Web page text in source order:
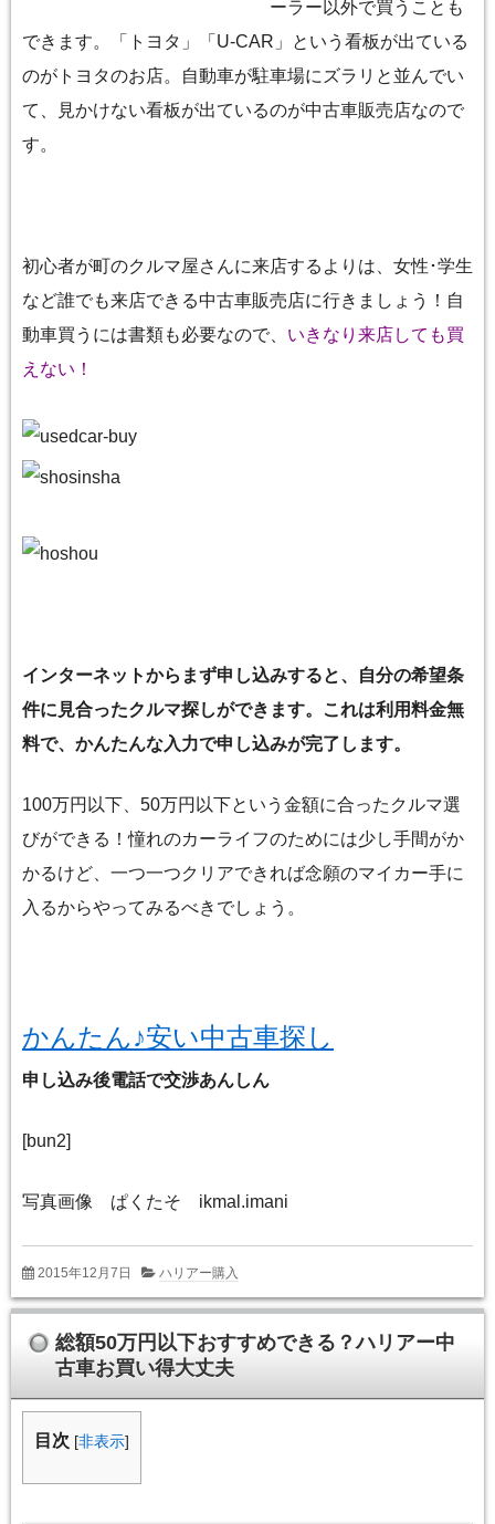
ーラー以外で買うことも
できます。「トヨタ」「U-CAR」という看板が出ている
のがトヨタのお店。自動車が駐車場にズラリと並んでい
て、見かけない看板が出ているのが中古車販売店なので
す。
初心者が町のクルマ屋さんに来店するよりは、女性･学生
など誰でも来店できる中古車販売店に行きましょう！自
動車買うには書類も必要なので、 いきなり来店しても買
えない！
インターネットからまず申し込みすると、自分の希望条
件に見合ったクルマ探しができます。これは利用料金無
料で、かんたんな入力で申し込みが完了します。
100万円以下、50万円以下という金額に合ったクルマ選
びができる！憧れのカーライフのためには少し手間がか
かるけど、一つ一つクリアできれば念願のマイカー手に
入るからやってみるべきでしょう。
かんたん♪安い中古車探し
申し込み後電話で交渉あんしん
[bun2]
写真画像 ぱくたそ ikmal.imani
2015年12月7日 ハリアー購入
総額50万円以下おすすめできる？ハリアー中
古車お買い得大丈夫
目次 [非表示]